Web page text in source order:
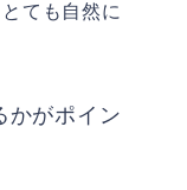
ても自然に
かがポイン